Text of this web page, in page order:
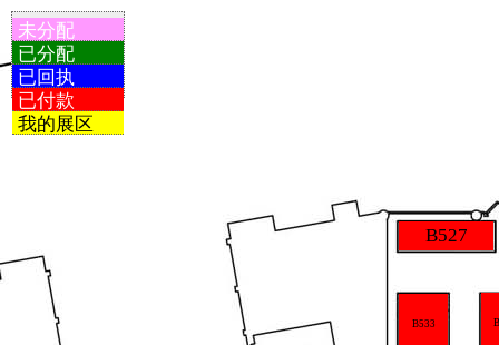
未分配
已分配
已回执
已付款
我的展区
B527
B533